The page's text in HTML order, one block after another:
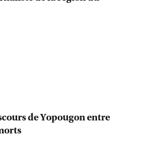
de Yopougon entre